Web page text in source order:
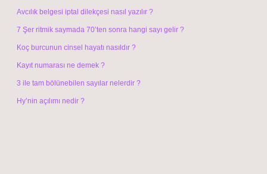
Avcılık belgesi iptal dilekçesi nasıl yazılır ?
7 Şer ritmik saymada 70’ten sonra hangi sayı gelir ?
Koç burcunun cinsel hayatı nasıldır ?
Kayıt numarası ne demek ?
3 ile tam bölünebilen sayılar nelerdir ?
Hy’nin açılımı nedir ?